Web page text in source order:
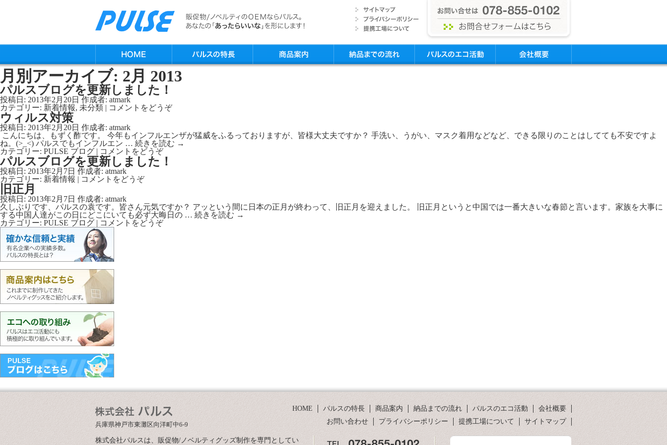
月別アーカイブ: 2月 2013
パルスブログを更新しました！
投稿日: 2013年2月20日 作成者: atmark
カテゴリー: 新着情報, 未分類 | コメントをどうぞ
ウィルス対策
投稿日: 2013年2月20日 作成者: atmark
こんにちは、もずく酢です。 今年もインフルエンザが猛威をふるっておりますが、皆様大丈夫ですか？ 手洗い、うがい、マスク着用などなど、できる限りのことはしてても不安ですよ
ね。(>_<) パルスでもインフルエン … 続きを読む →
カテゴリー: PULSE ブログ | コメントをどうぞ
パルスブログを更新しました！
投稿日: 2013年2月7日 作成者: atmark
カテゴリー: 新着情報 | コメントをどうぞ
旧正月
投稿日: 2013年2月7日 作成者: atmark
久しぶりです、パルスの袁です。皆さん元気ですか？ アッという間に日本の正月が終わって、旧正月を迎えました。 旧正月というと中国では一番大きいな春節と言います。 家族を大事に
する中国人達がこの日にどこにいても必ず大晦日の … 続きを読む →
カテゴリー: PULSE ブログ | コメントをどうぞ
兵庫県神戸市東灘区向洋町中6-9
会社概要
パルスのエコ活動
納品までの流れ
商品案内
パルスの特長
HOME
サイトマップ
提携工場について
プライバシーポリシー
お問い合わせ
株式会社パルスは、販促物/ノベルティグッズ制作を専門としてい